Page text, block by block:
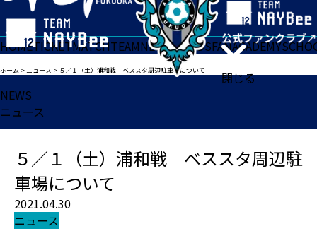
閉じる
HOMETICKETMATCHTEAMNEWSGOODSFANACADEMY
ホーム >ニュース > ５／１（土）浦和戦 ベススタ周辺駐車場について
NEWS
ニュース
５／１（土）浦和戦 ベススタ周辺駐
車場について
2021.04.30
ニュース